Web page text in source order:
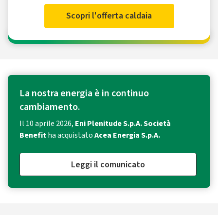
Scopri l'offerta caldaia
La nostra energia è in continuo
cambiamento.
Il 10 aprile 2026, Eni Plenitude S.p.A. Società
Benefitha acquistatoAcea Energia S.p.A.
Leggi il comunicato